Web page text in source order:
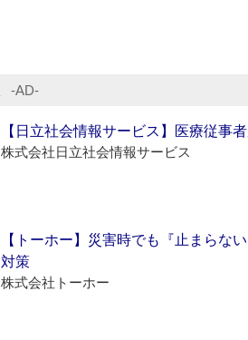
‐AD‐
【日立社会情報サービス】医療従事
株式会社日立社会情報サービス
【トーホー】災害時でも『止まら
対策
株式会社トーホー